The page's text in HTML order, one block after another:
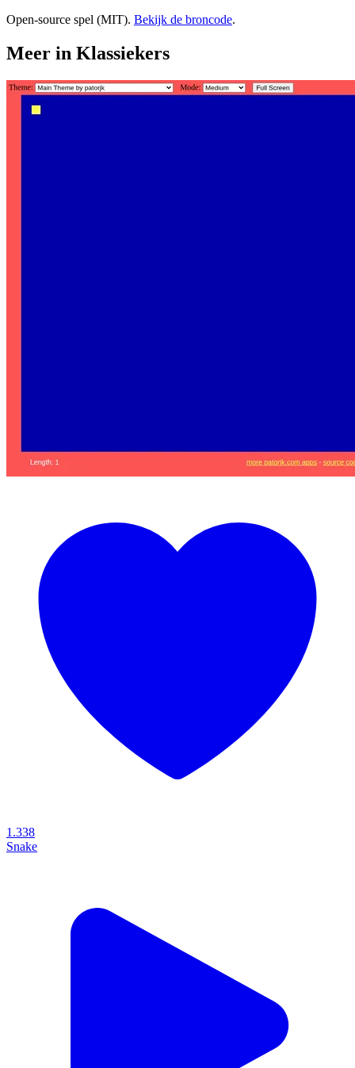
Open-source spel (MIT). Bekijk de broncode.
Meer in Klassiekers
1.338
Snake